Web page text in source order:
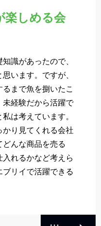
楽しめる会
識があったので、
います。ですが、
まで魚を捌いたこ
未経験だから活躍で
は考えています。
り見てくれる会社
んな商品を売る
れるかなど考えら
リイで活躍できる